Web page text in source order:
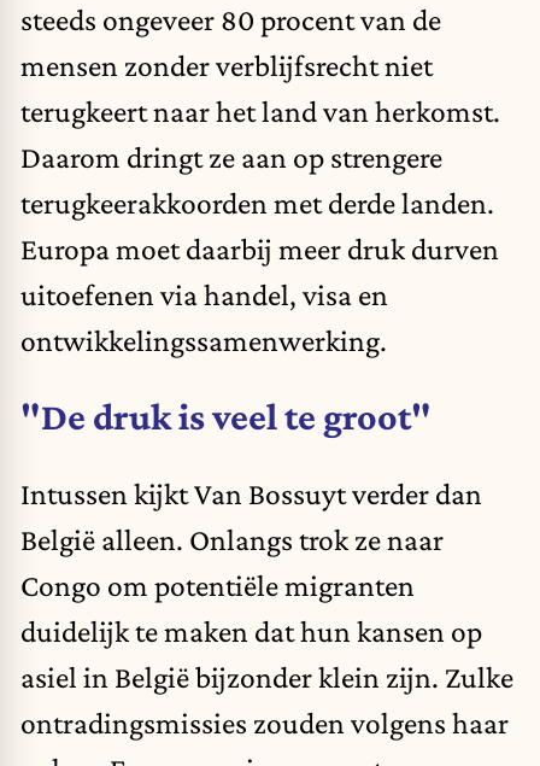
steeds ongeveer 80 procent van de
mensen zonder verblijfsrecht niet
terugkeert naar het land van herkomst.
Daarom dringt ze aan op strengere
terugkeerakkoorden met derde landen.
Europa moet daarbij meer druk durven
uitoefenen via handel, visa en
ontwikkelingssamenwerking.
"De druk is veel te groot"
Intussen kijkt Van Bossuyt verder dan
België alleen. Onlangs trok ze naar
Congo om potentiële migranten
duidelijk te maken dat hun kansen op
asiel in België bijzonder klein zijn. Zulke
ontradingsmissies zouden volgens haar